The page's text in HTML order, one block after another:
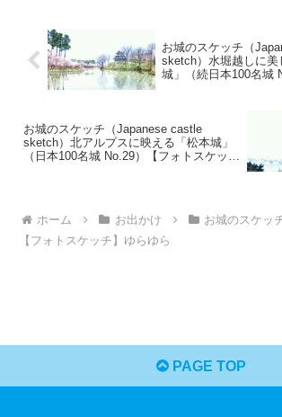
お城のスケッチ（
sketch）水堀越しに美
城」（続日本100名城
お城のスケッチ（Japanese castle
sketch）北アルプスに映える「松本城」
（日本100名城 No.29）【フォトスケッチ
ホーム お出かけ お城のスケッ
【フォトスケッチ】ゆらゆら
PAGE TOP